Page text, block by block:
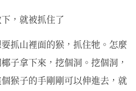
，就被抓住了
抓山裡面的猴，抓住牠。怎麼
子拿下來，挖個洞。挖個洞，
猴子的手剛剛可以伸進去，就